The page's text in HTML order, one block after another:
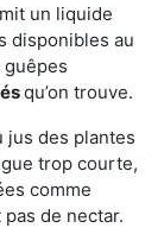
un liquide
disponibles au
qu’on trouve.
jus des plantes
trop courte,
comme
de nectar.